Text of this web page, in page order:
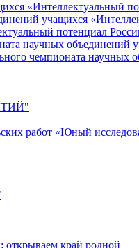
«Интеллектуальный
учащихся
потенциал
научных объединений
чемпионата научных
работ «Юный
открываем край родной